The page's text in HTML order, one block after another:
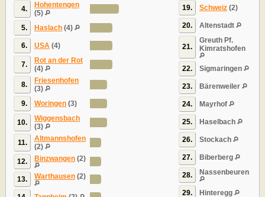
4.
Hohentengen
(5)
5.
Haslach (4)
6. USA (4)
7.
Rot an der Rot
(4)
8.
Friesenhofen
(3)
9.
Woringen (3)
10.
Wiggensbach
(3)
11.
Altmannshofen
(2)
12.
Binzwangen (2)
13. Warthausen (2)
19.
Schweiz (2)
20. Altenstadt
21.
Greuth Pf.
Kimratshofen
22. Sigmaringen
23. Bärenweiler
24. Mayrhof
25. Haselbach
26. Stockach
27. Biberberg
28. Nassenbeuren
29. Hinteregg